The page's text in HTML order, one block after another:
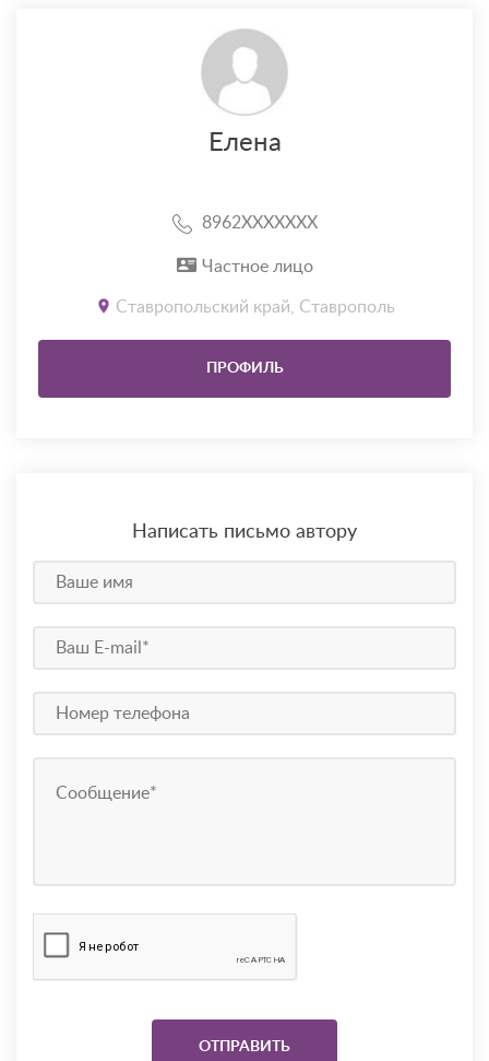
Елена
8962XXXXXXX
Частное лицо
Ставропольский край, Ставрополь
ПРОФИЛЬ
Написать письмо автору